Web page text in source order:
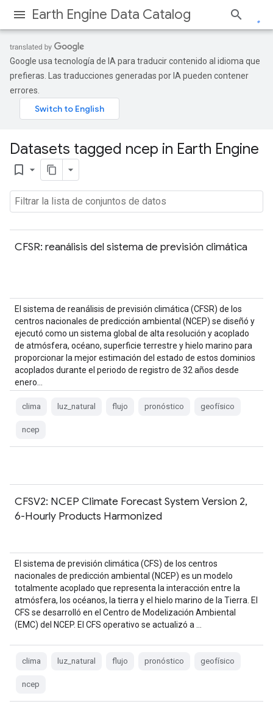
Earth Engine Data Catalog
Google usa tecnología de IA para traducir contenido al idioma que
prefieras. Las traducciones generadas por IA pueden contener
errores.
Datasets tagged ncep in Earth Engine
bookmark_border
CFSR: reanálisis del sistema de previsión climática
El sistema de reanálisis de previsión climática (CFSR) de los
centros nacionales de predicción ambiental (NCEP) se diseñó y
ejecutó como un sistema global de alta resolución y acoplado
de atmósfera, océano, superficie terrestre y hielo marino para
proporcionar la mejor estimación del estado de estos dominios
acoplados durante el periodo de registro de 32 años desde
enero…
clima luz_natural flujo pronóstico geofísico
ncep
CFSV2: NCEP Climate Forecast System Version 2,
6-Hourly Products Harmonized
El sistema de previsión climática (CFS) de los centros
nacionales de predicción ambiental (NCEP) es un modelo
totalmente acoplado que representa la interacción entre la
atmósfera, los océanos, la tierra y el hielo marino de la Tierra. El
CFS se desarrolló en el Centro de Modelización Ambiental
(EMC) del NCEP. El CFS operativo se actualizó a …
clima luz_natural flujo pronóstico geofísico
ncep